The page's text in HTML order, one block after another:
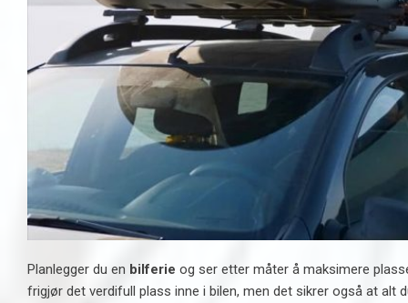
Planlegger du en bilferie og ser etter måter å maksimere
frigjør det verdifull plass inne i bilen, men det sikrer også at alt